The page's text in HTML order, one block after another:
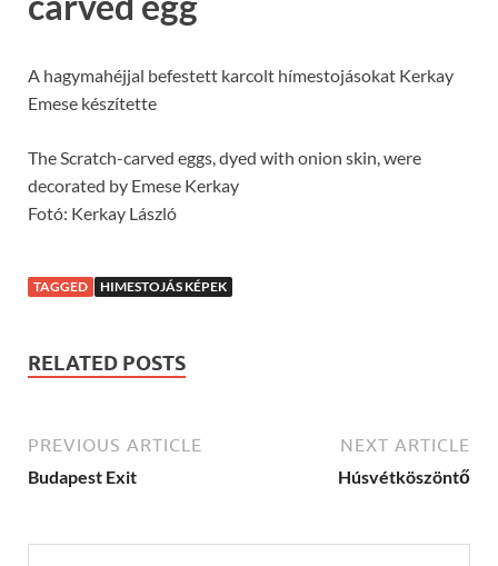
A hagymahéjjal befestett karcolt hímestojásokat Kerkay
Emese készítette
The Scratch-carved eggs, dyed with onion skin, were
decorated by Emese Kerkay
Fotó: Kerkay László
TAGGED HIMESTOJÁS KÉPEK
RELATED POSTS
PREVIOUS ARTICLE
Budapest Exit
NEXT ARTICLE
Húsvétköszöntő